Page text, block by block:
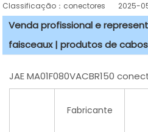
Classificação：conectores 2025-
Venda profissional e
faisceaux | produtos de cabos
JAE MA01F080VACBR150
Fabricante